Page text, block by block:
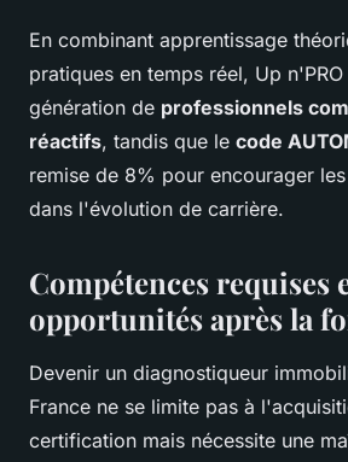
En combinant apprentissage
pratiques en temps réel, Up
génération de professionnels
réactifs, tandis que le code
remise de 8% pour encourager
dans l'évolution de carrière.
Compétences requises
opportunités après la
Devenir un diagnostiqueur
France ne se limite pas à
certification mais nécessite une